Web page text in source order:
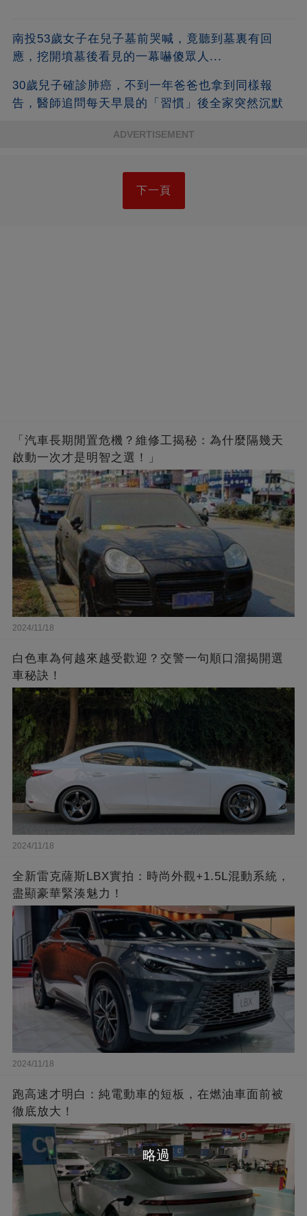
南投53歲女子在兒子墓前哭喊，竟聽到墓裏有回
應，挖開墳墓後看見的一幕嚇傻眾人...
30歲兒子確診肺癌，不到一年爸爸也拿到同樣報
告，醫師追問每天早晨的「習慣」後全家突然沉默
ADVERTISEMENT
下一頁
「汽車長期閒置危機？維修工揭秘：為什麼隔幾天
啟動一次才是明智之選！」
2024/11/18
白色車為何越來越受歡迎？交警一句順口溜揭開選
車秘訣！
2024/11/18
全新雷克薩斯LBX實拍：時尚外觀+1.5L混動系統，
盡顯豪華緊湊魅力！
2024/11/18
跑高速才明白：純電動車的短板，在燃油車面前被
徹底放大！
略過